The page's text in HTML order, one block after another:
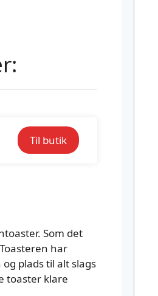
Til butik
Som det
har
plads til alt slags
toaster klare